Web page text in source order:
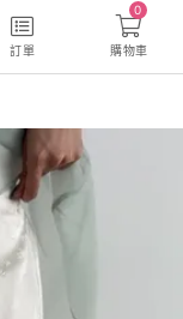
訂單
0
購物車